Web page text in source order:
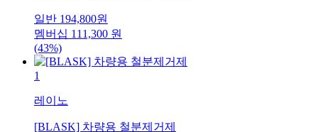
일반 194,800원
멤버십 111,300 원
(43%)
1
레이노
[BLASK] 차량용 철분제거제